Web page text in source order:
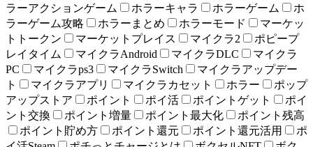
ラーアクションゲーム
ホラーキャラ ホラーゲーム
ホ
ラーゲーム攻略
ホラーまとめ ホラーモード
マーケッ
トトークン
マーケットプレイス マイクラ2
ポピープ
レイタイム
マイクラAndroid マイクラDLC
マイクラ
PC
マイクラps3 マイクラSwitch
マイクラアップデー
ト
マイクラアプリ マイクラカセット ホラー
ポップ
アップストア
ポイント ポイ活 ポイントゲット
ポイ
ント交換
ポイント増量 ポイント最大化
ポイント残高
ポイント貯め方
ポイント還元 ポイント還元活用
ポ